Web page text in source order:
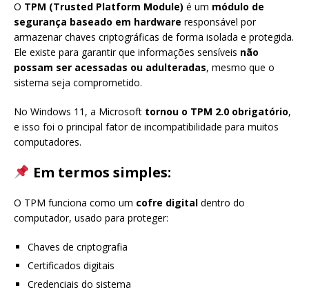
O TPM (Trusted Platform Module) é um módulo de
segurança baseado em hardware responsável por
armazenar chaves criptográficas de forma isolada e protegida.
Ele existe para garantir que informações sensíveis não
possam ser acessadas ou adulteradas, mesmo que o
sistema seja comprometido.
No Windows 11, a Microsoft tornou o TPM 2.0 obrigatório,
e isso foi o principal fator de incompatibilidade para muitos
computadores.
Em termos simples:
O TPM funciona como um cofre digital dentro do
computador, usado para proteger:
Chaves de criptografia
Certificados digitais
Credenciais do sistema